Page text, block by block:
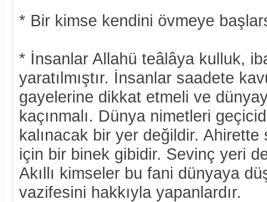
* Bir kimse kendini övmeye
* İnsanlar Allahü teâlâya kulluk,
yaratılmıştır. İnsanlar saadete
gayelerine dikkat etmeli ve
kaçınmalı. Dünya nimetleri
kalınacak bir yer değildir.
için bir binek gibidir. Sevinç yeri
Akıllı kimseler bu fani dünyaya
vazifesini hakkıyla yapanlardır.